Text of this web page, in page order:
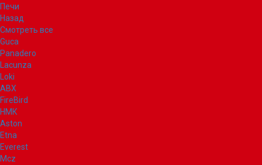
Печи
Назад
Смотреть все
Guca
Panadero
Lacunza
Loki
ABX
FireBird
НМК
Aston
Etna
Everest
Mcz